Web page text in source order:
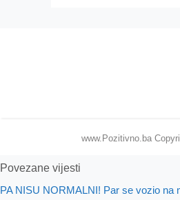
www.Pozitivno.ba
Povezane vijesti
PA NISU NORMALNI! Par se vozio na